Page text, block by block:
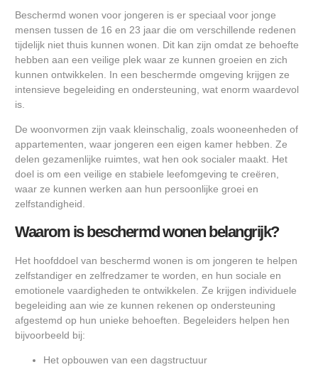
Beschermd wonen voor jongeren is er speciaal voor jonge
mensen tussen de 16 en 23 jaar die om verschillende redenen
tijdelijk niet thuis kunnen wonen. Dit kan zijn omdat ze behoefte
hebben aan een veilige plek waar ze kunnen groeien en zich
kunnen ontwikkelen. In een beschermde omgeving krijgen ze
intensieve begeleiding en ondersteuning, wat enorm waardevol
is.
De woonvormen zijn vaak kleinschalig, zoals wooneenheden of
appartementen, waar jongeren een eigen kamer hebben. Ze
delen gezamenlijke ruimtes, wat hen ook socialer maakt. Het
doel is om een veilige en stabiele leefomgeving te creëren,
waar ze kunnen werken aan hun persoonlijke groei en
zelfstandigheid.
Waarom is beschermd wonen belangrijk?
Het hoofddoel van beschermd wonen is om jongeren te helpen
zelfstandiger en zelfredzamer te worden, en hun sociale en
emotionele vaardigheden te ontwikkelen. Ze krijgen individuele
begeleiding aan wie ze kunnen rekenen op ondersteuning
afgestemd op hun unieke behoeften. Begeleiders helpen hen
bijvoorbeeld bij:
Het opbouwen van een dagstructuur